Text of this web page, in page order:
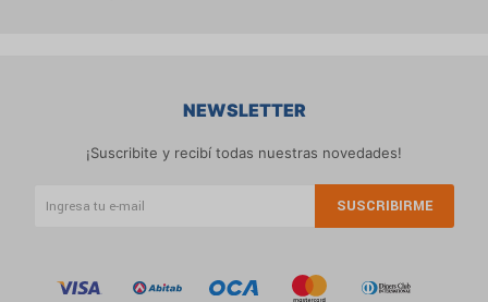
NEWSLETTER
¡Suscribite y recibí todas nuestras novedades!
SUSCRIBIRME